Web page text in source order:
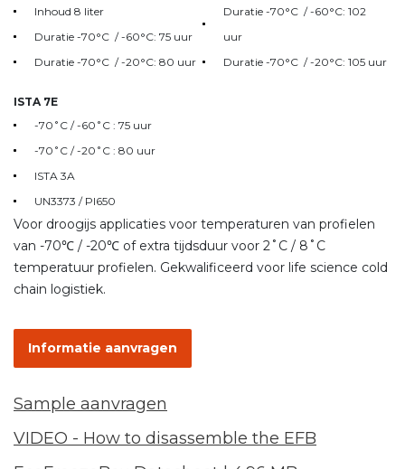
Inhoud 8 liter
Duratie -70°C / -60°C: 75 uur
Duratie -70°C / -20°C: 80 uur
Duratie -70°C / -60°C: 102
uur
Duratie -70°C / -20°C: 105 uur
ISTA 7E
-70˚C / -60˚C : 75 uur
-70˚C / -20˚C : 80 uur
ISTA 3A
UN3373 / PI650
Voor droogijs applicaties voor temperaturen van profielen
van -70℃ / -20℃ of extra tijdsduur voor 2˚C / 8˚C
temperatuur profielen. Gekwalificeerd voor life science cold
chain logistiek.
Informatie aanvragen
Sample aanvragen
VIDEO - How to disassemble the EFB